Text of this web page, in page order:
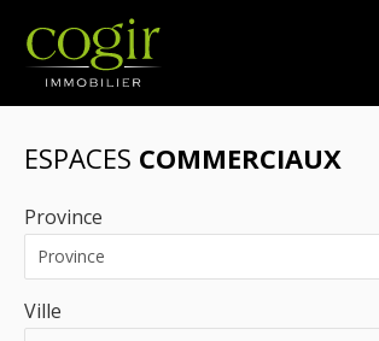
Emplois
ESPACES COMMERCIAUX
Province
Ville